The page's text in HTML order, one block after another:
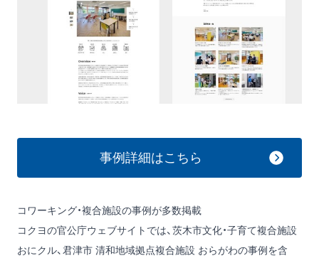
事例詳細はこちら
コワーキング・複合施設の事例が多数掲載
コクヨの官公庁ウェブサイトでは、茨木市文化・子育て複合施設
おにクル、君津市 清和地域拠点複合施設 おらがわの事例を含